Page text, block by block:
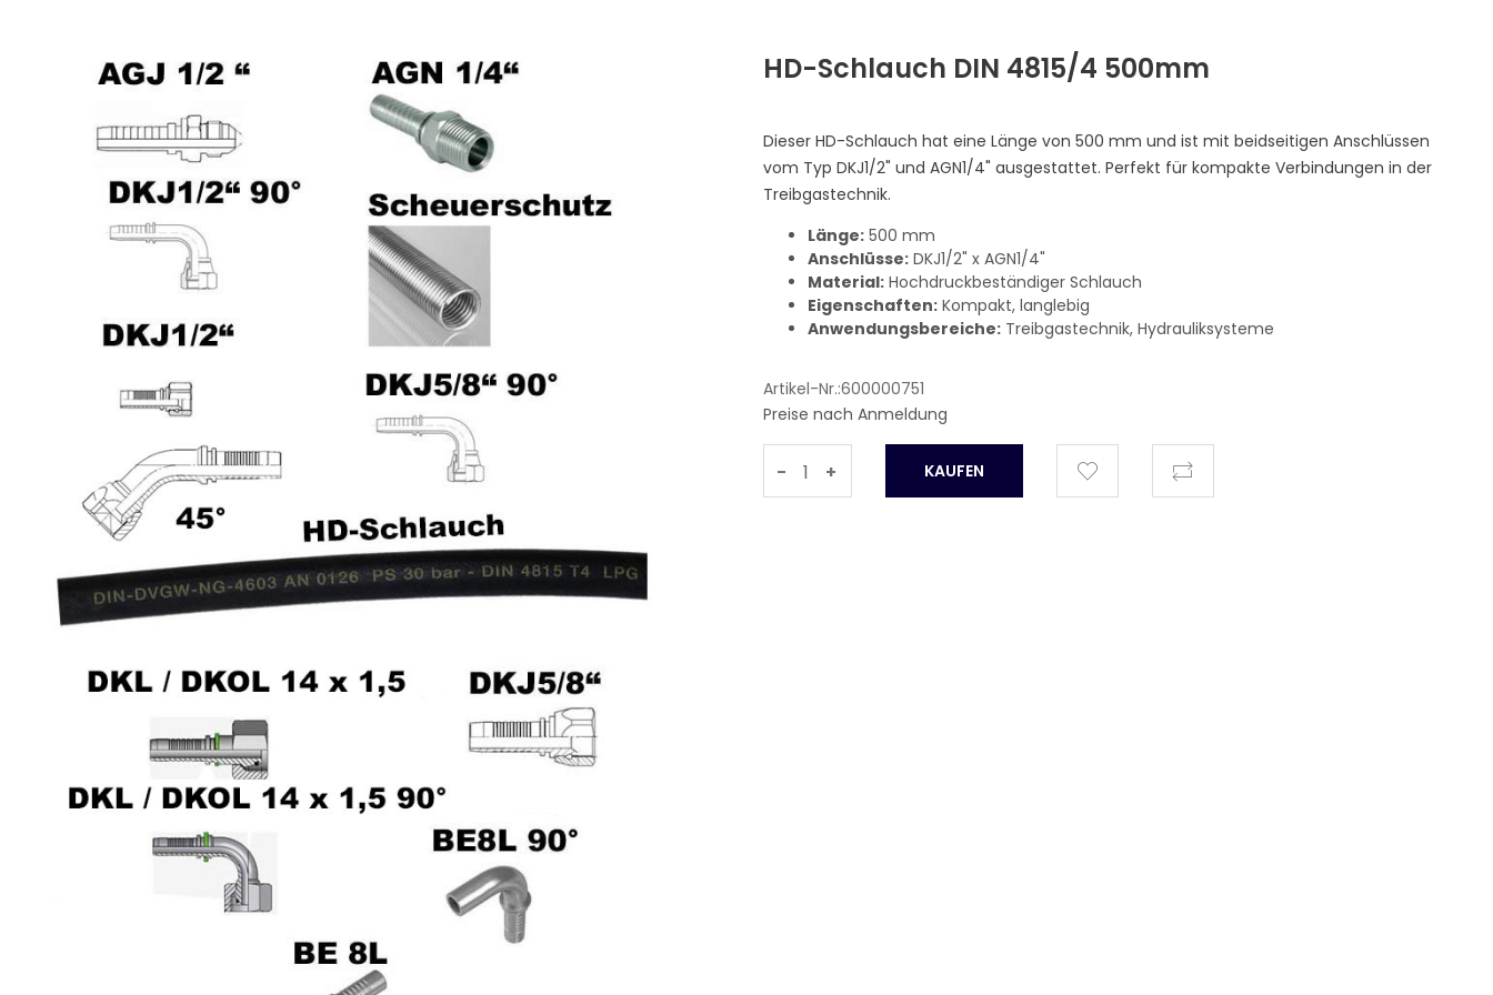
HD-Schlauch DIN 4815/4 500mm
Dieser HD-Schlauch hat eine Länge von 500 mm und ist mit beidseitigen Anschlüssen
vom Typ DKJ1/2" und AGN1/4" ausgestattet. Perfekt für kompakte Verbindungen in der
Treibgastechnik.
Länge: 500 mm
Anschlüsse: DKJ1/2" x AGN1/4"
Material: Hochdruckbeständiger Schlauch
Eigenschaften: Kompakt, langlebig
Anwendungsbereiche: Treibgastechnik, Hydrauliksysteme
Artikel-Nr.:600000751
Preise nach Anmeldung
- +